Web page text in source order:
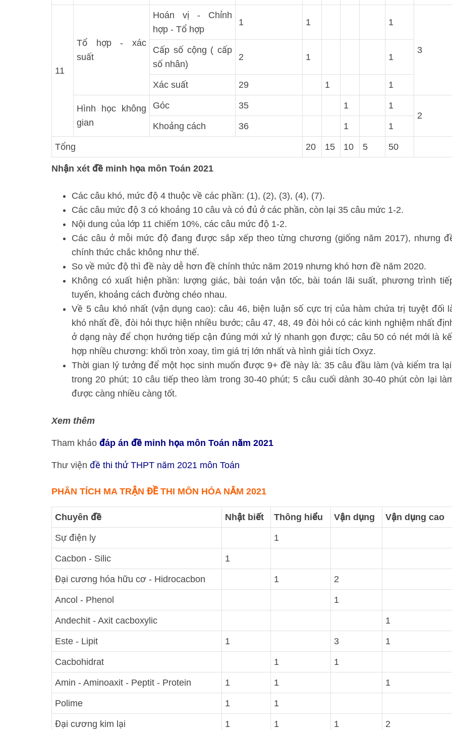
11
Tổ hợp - xác
suất
Hoán vị - Chỉnh
hợp - Tổ hợp
1 1 1
3
Cấp số cộng ( cấp
số nhân)
2 1 1
Xác suất 29 1 1
Hình học không
gian
Góc 35 1
1
2
Khoảng cách
36 1 1
Tổng 20 15 10 5 50
Nhận xét đề minh họa môn Toán 2021
Các câu khó, mức độ 4 thuộc về các phần: (1), (2), (3), (4), (7).
Các câu mức độ 3 có khoảng 10 câu và có đủ ở các phần, còn lại 35 câu mức 1-2.
Nội dung của lớp 11 chiếm 10%, các câu mức độ 1-2.
Các câu ở mỗi mức độ đang được sắp xếp theo từng chương (giống năm 2017), nhưng
chính thức chắc không như thế.
So về mức độ thì đề này dễ hơn đề chính thức năm 2019 nhưng khó hơn đề năm 2020.
Không có xuất hiện phần: lượng giác, bài toán vận tốc, bài toán lãi suất, phương trình
tuyến, khoảng cách đường chéo nhau.
Về 5 câu khó nhất (vận dụng cao): câu 46, biện luận số cực trị của hàm chứa trị tuyệt đối
khó nhất đề, đòi hỏi thực hiện nhiều bước; câu 47, 48, 49 đòi hỏi có các kinh nghiệm nhất
ở dạng này để chọn hướng tiếp cận đúng mới xử lý nhanh gọn được; câu 50 có nét mới là
hợp nhiều chương: khối tròn xoay, tìm giá trị lớn nhất và hình giải tích Oxyz.
Thời gian lý tưởng để một học sinh muốn được 9+ đề này là: 35 câu đầu làm (và kiểm tra
trong 20 phút; 10 câu tiếp theo làm trong 30-40 phút; 5 câu cuối dành 30-40 phút còn lại
được càng nhiều càng tốt.
Xem thêm
Tham khảo đáp án đề minh họa môn Toán năm 2021
Thư viện đề thi thử THPT năm 2021 môn Toán
PHÂN TÍCH MA TRẬN ĐỀ THI MÔN HÓA NĂM 2021
Chuyên đề Nhật biết Thông hiểu Vận dụng Vận dụng cao
Sự điện ly 1
Cacbon - Silic 1
Đại cương hóa hữu cơ - Hidrocacbon 1 2
Ancol - Phenol 1
Andechit - Axit cacboxylic 1
Este - Lipit 1 3 1
Cacbohidrat 1 1
Amin - Aminoaxit - Peptit - Protein 1 1 1
Polime 1 1
Đại cương kim lại 1 1 1 2